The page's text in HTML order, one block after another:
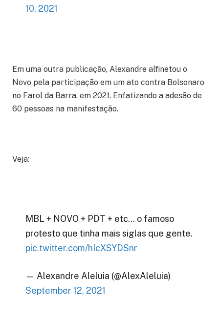
10, 2021
Em uma outra publicação, Alexandre alfinetou o
Novo pela participação em um ato contra Bolsonaro
no Farol da Barra, em 2021. Enfatizando a adesão de
60 pessoas na manifestação.
Veja:
MBL + NOVO + PDT + etc… o famoso
protesto que tinha mais siglas que gente.
pic.twitter.com/hIcXSYDSnr
— Alexandre Aleluia (@AlexAleluia)
September 12, 2021